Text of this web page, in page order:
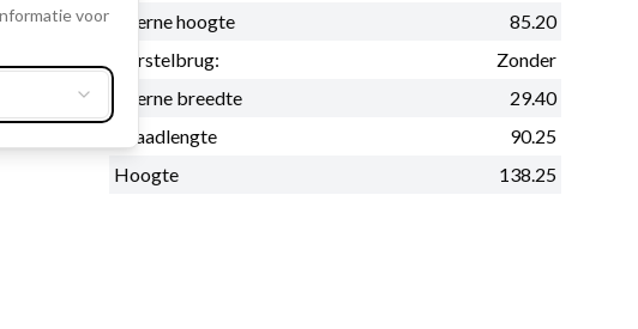
24
Interne hoogte
85.20
Borstelbrug:
Zonder
Interne breedte
29.40
Draadlengte
90.25
Hoogte
138.25
voor